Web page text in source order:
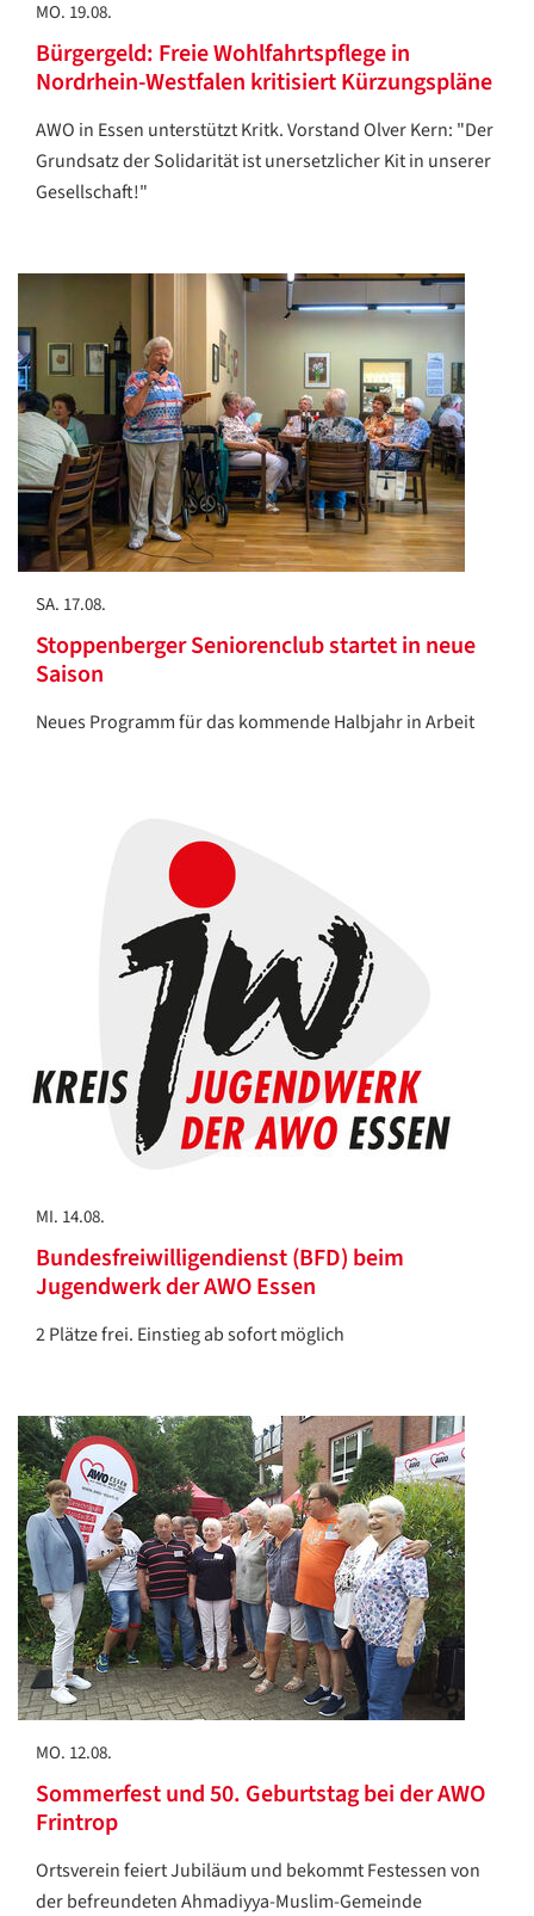
MO. 19.08.
Bürgergeld: Freie Wohlfahrtspflege in
Nordrhein-Westfalen kritisiert Kürzungspläne
AWO in Essen unterstützt Kritk. Vorstand Olver Kern: "Der
Grundsatz der Solidarität ist unersetzlicher Kit in unserer
Gesellschaft!"
SA. 17.08.
Stoppenberger Seniorenclub startet in neue
Saison
Neues Programm für das kommende Halbjahr in Arbeit
MI. 14.08.
Bundesfreiwilligendienst (BFD) beim
Jugendwerk der AWO Essen
2 Plätze frei. Einstieg ab sofort möglich
MO. 12.08.
Sommerfest und 50. Geburtstag bei der AWO
Frintrop
Ortsverein feiert Jubiläum und bekommt Festessen von
der befreundeten Ahmadiyya-Muslim-Gemeinde